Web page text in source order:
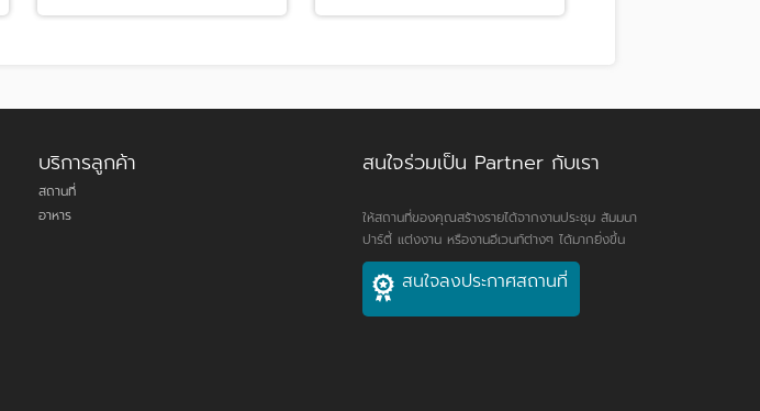
บริการลูกค้า
สถานที่
อาหาร
สนใจร่วมเป็น Partner กับเรา
ให้สถานที่ของคุณสร้างรายได้จากงานประชุม สัมมนา
ปาร์ตี้ แต่งงาน หรืองานอีเวนท์ต่างๆ ได้มากยิ่งขึ้น
สนใจลงประกาศสถานที่